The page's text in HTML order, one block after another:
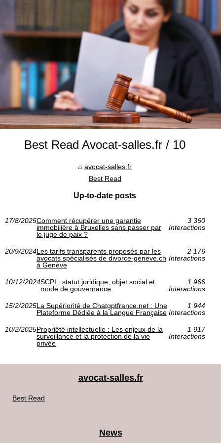
Best Read Avocat-salles.fr / 10
avocat-salles.fr
Best Read
Up-to-date posts
17/8/2025Comment récupérer une garantie
immobilière à Bruxelles sans passer par
le juge de paix ?
3 360
Interactions
20/9/2024Les tarifs transparents proposés par les
avocats spécialisés de divorce-geneve.ch
à Genève
2 176
Interactions
10/12/2024SCPI : statut juridique, objet social et
mode de gouvernance
1 966
Interactions
15/2/2025La Supériorité de Chatgptfrance.net : Une
Plateforme Dédiée à la Langue Française
1 944
Interactions
10/2/2025Propriété intellectuelle : Les enjeux de la
surveillance et la protection de la vie
privée
1 917
Interactions
avocat-salles.fr
Best Read
News